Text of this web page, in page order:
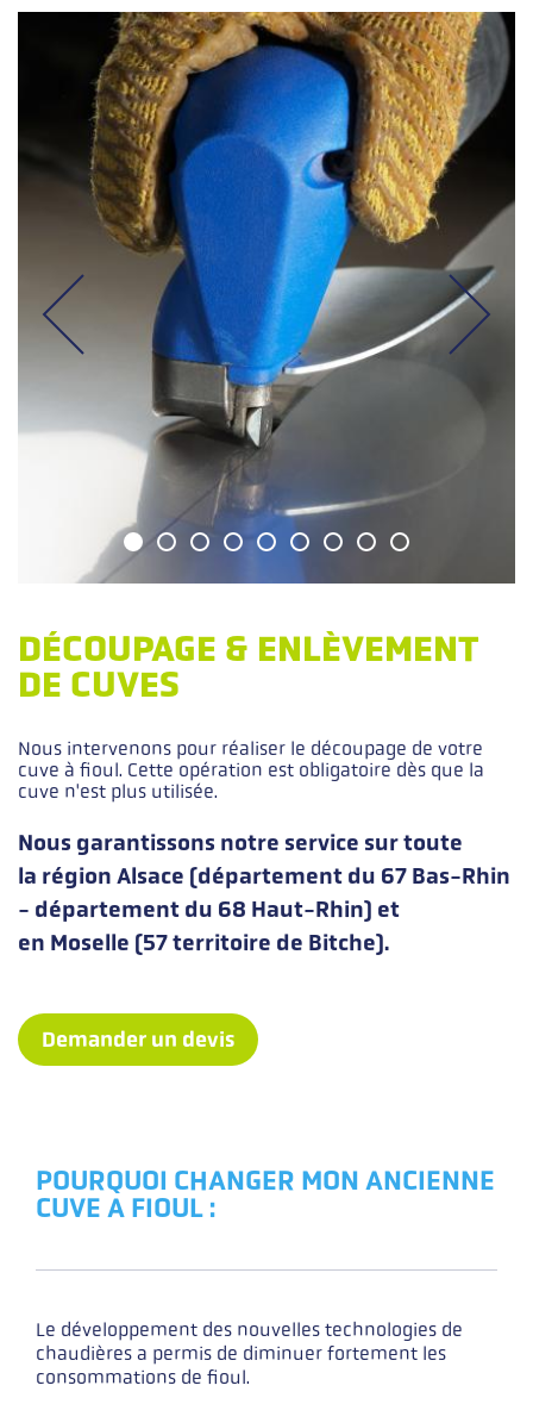
DÉCOUPAGE & ENLÈVEMENT
DE CUVES
Description courte
Nous intervenons pour réaliser le découpage de votre
cuve à fioul. Cette opération est obligatoire dès que la
cuve n'est plus utilisée.
Nous garantissons notre service sur toute
la région Alsace (département du 67 Bas-Rhin
- département du 68 Haut-Rhin) et
en Moselle (57 territoire de Bitche).
Demander un devis
Lignes
POURQUOI CHANGER MON ANCIENNE
CUVE A FIOUL :
Le développement des nouvelles technologies de
chaudières a permis de diminuer fortement les
consommations de fioul.